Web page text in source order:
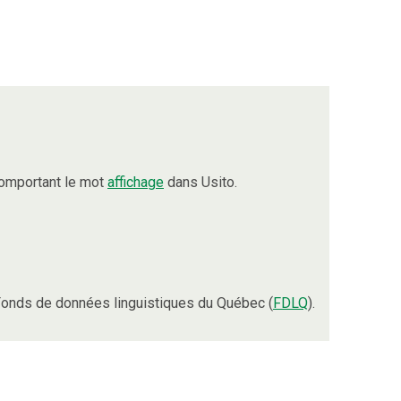
le mot affichage dans Usito.
de données linguistiques du Québec (FDLQ).